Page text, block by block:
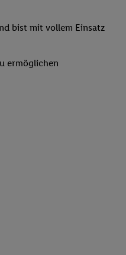
bist mit vollem Einsatz
ermöglichen